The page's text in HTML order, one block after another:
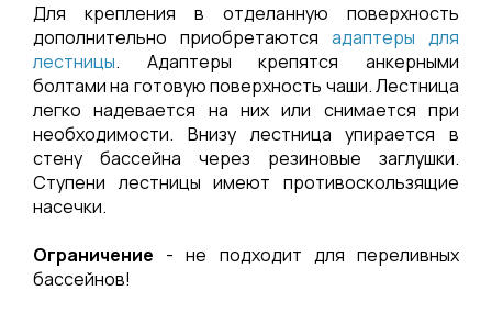
Для крепления в отделанную поверхность
дополнительно приобретаются адаптеры для
лестницы. Адаптеры крепятся анкерными
болтами на готовую поверхность чаши. Лестница
легко надевается на них или снимается при
необходимости. Внизу лестница упирается в
стену бассейна через резиновые заглушки.
Ступени лестницы имеют противоскользящие
насечки.
Ограничение - не подходит для переливных
бассейнов!